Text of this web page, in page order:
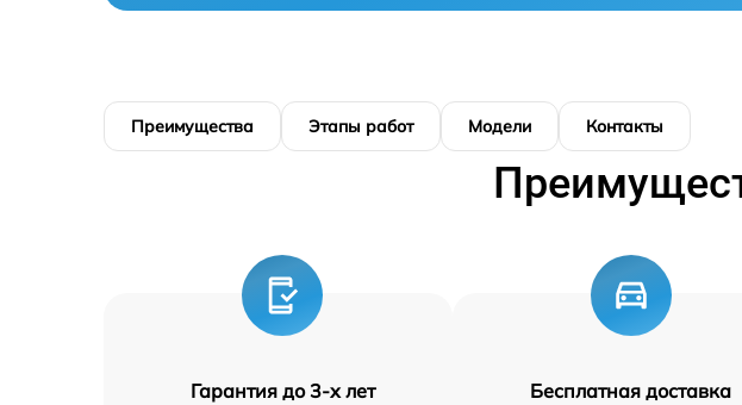
Преимущества Этапы работ Модели Контакты
Гарантия до 3-х лет Бесплатная доставка